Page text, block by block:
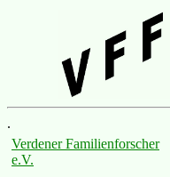
.
Verdener Familienforscher
e.V.